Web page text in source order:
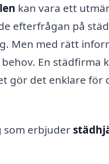
kan vara ett
efterfrågan på
Men med rätt
En städfirma
gör det enklare för
som erbjuder